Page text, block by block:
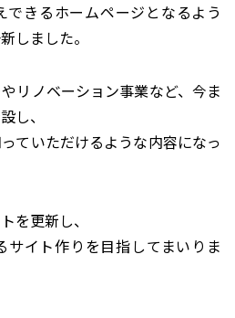
きるホームページとなるよう
しました。
リノベーション事業など、今ま
し、
ていただけるような内容になっ
を更新し、
イト作りを目指してまいりま